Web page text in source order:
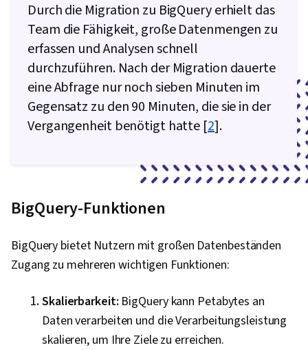
Durch die Migration zu BigQuery erhielt das
Team die Fähigkeit, große Datenmengen zu
erfassen und Analysen schnell
durchzuführen. Nach der Migration dauerte
eine Abfrage nur noch sieben Minuten im
Gegensatz zu den 90 Minuten, die sie in der
Vergangenheit benötigt hatte [2].
BigQuery-Funktionen
BigQuery bietet Nutzern mit großen Datenbeständen
Zugang zu mehreren wichtigen Funktionen:
Skalierbarkeit: BigQuery kann Petabytes an
Daten verarbeiten und die Verarbeitungsleistung
skalieren, um Ihre Ziele zu erreichen.